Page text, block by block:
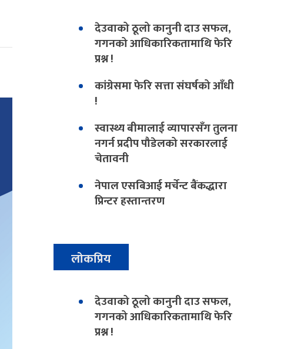
देउवाको ठूलो कानुनी दाउ सफल,
गगनको आधिकारिकतामाथि फेरि
प्रश्न !
कांग्रेसमा फेरि सत्ता संघर्षको आँधी
!
स्वास्थ्य बीमालाई व्यापारसँग तुलना
नगर्न प्रदीप पौडेलको सरकारलाई
चेतावनी
नेपाल एसबिआई मर्चेन्ट बैंकद्धारा
प्रिन्टर हस्तान्तरण
लोकप्रिय
देउवाको ठूलो कानुनी दाउ सफल,
गगनको आधिकारिकतामाथि फेरि
प्रश्न !